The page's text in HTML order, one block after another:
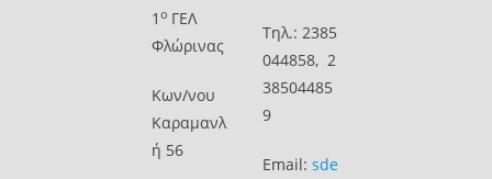
1ο ΓΕΛ
Φλώρινας
Kων/νου
Καραμανλ
ή 56
Τηλ.: 2385
044858, 2
38504485
9
Email: sde